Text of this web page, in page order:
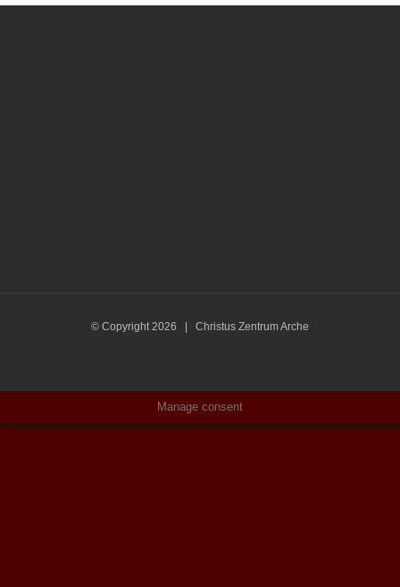
© Copyright2026 | Christus Zentrum Arche
Manage consent